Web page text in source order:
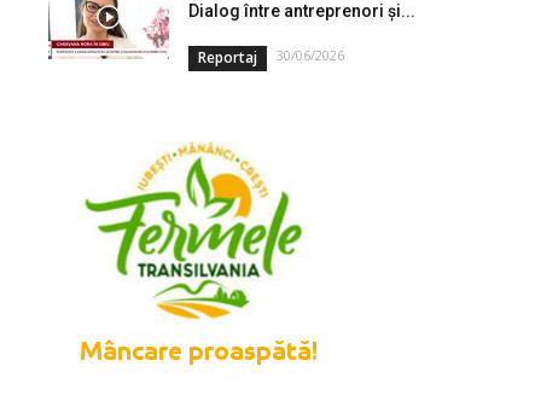
Dialog între antreprenori și...
Reportaj 30/06/2026